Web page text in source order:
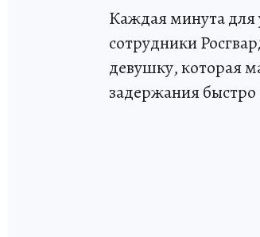
Каждая минута для
сотрудники
девушку, которая
задержания быстро